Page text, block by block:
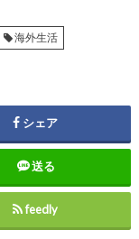
海外生活
シェア
送る
feedly